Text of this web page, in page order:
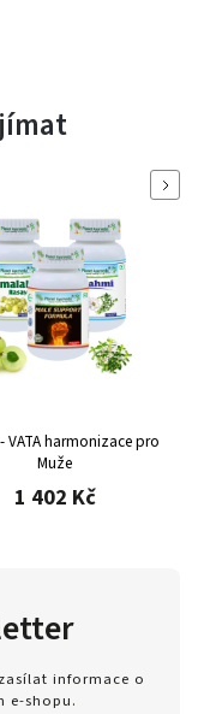
Next
VATA harmonizace pro
Muže
1 402 Kč
informace o
e-shopu.